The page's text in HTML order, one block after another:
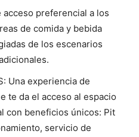
acceso preferencial a los
de comida y bebida
de los escenarios
Una experiencia de
te da el acceso al espacio
con beneficios únicos: Pit
servicio de